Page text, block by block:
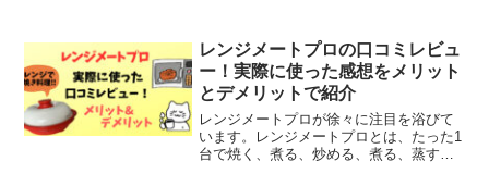
で支払われた金額は給料の約60％だった
『労災でちゃんと手続read more
レンジメートプロの口コミレビュ
ー！実際に使った感想をメリット
とデメリットで紹介
レンジメートプロが徐々に注目を浴びて
います。レンジメートプロとは、たった1
台で焼く、煮る、炒める、煮る、蒸す、